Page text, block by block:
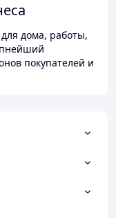
дома, работы,
покупателей и